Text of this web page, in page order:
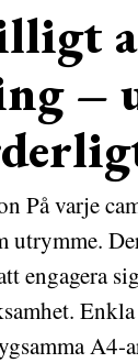
–
På varje
utrymme.